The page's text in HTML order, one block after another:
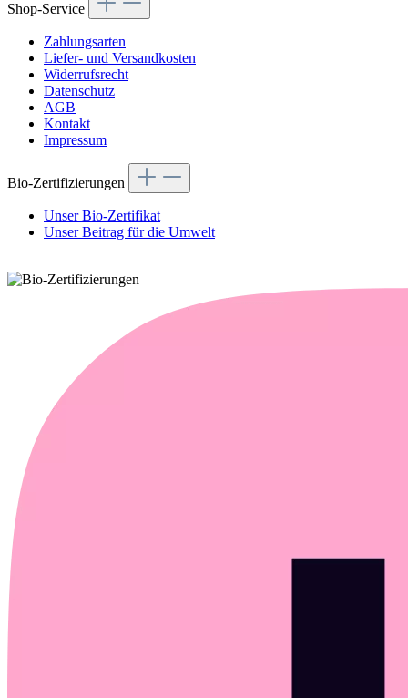
Shop-Service
Zahlungsarten
Liefer- und Versandkosten
Widerrufsrecht
Datenschutz
AGB
Kontakt
Impressum
Bio-Zertifizierungen
Unser Bio-Zertifikat
Unser Beitrag für die Umwelt